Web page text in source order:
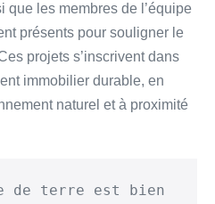
que les membres de l’équipe
présents pour souligner le
projets s’inscrivent dans
immobilier durable, en
naturel et à proximité
de terre est bien